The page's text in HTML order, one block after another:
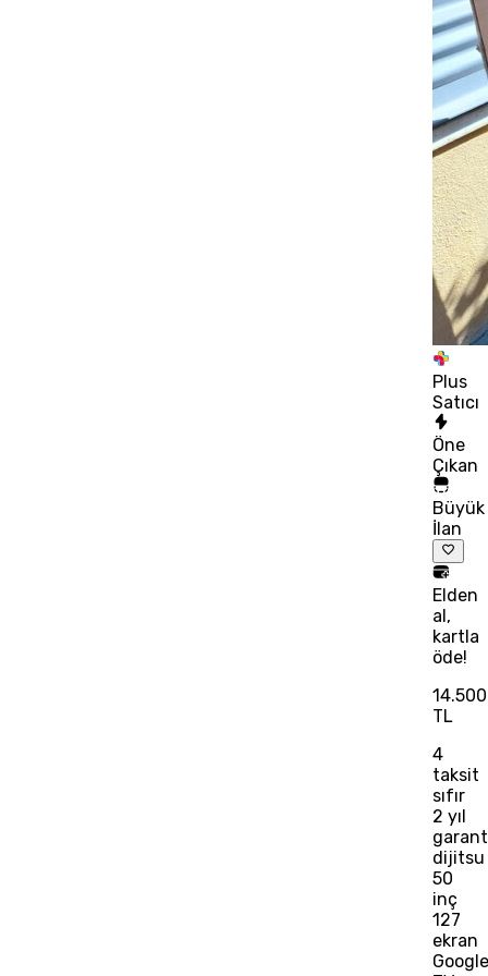
Plus
Satıcı
Öne
Çıkan
Büyük
İlan
Elden
al,
kartla
öde!
14.500
TL
4
taksit
sıfır
2 yıl
dijitsu
50
inç
127
ekran